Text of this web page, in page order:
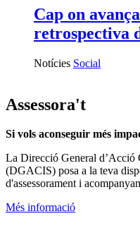
Cap on
retrospectiva
Notícies Social
Assessora't
Si vols aconseguir més
La Direcció General
(DGACIS) posa a la teva
d'assessorament i
Més informació